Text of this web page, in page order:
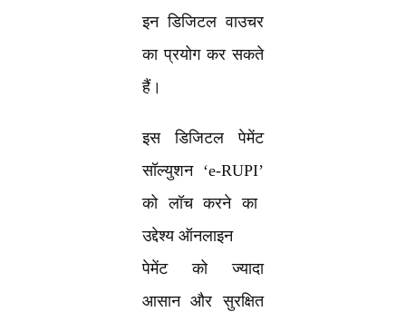
इन डिजिटल वाउचर
का प्रयोग कर सकते
हैं।
इस डिजिटल पेमेंट
सॉल्युशन ‘e-RUPI’
को लॉच करने का
उद्देश्य ऑनलाइन
पेमेंट को ज्यादा
आसान और सुरक्षित